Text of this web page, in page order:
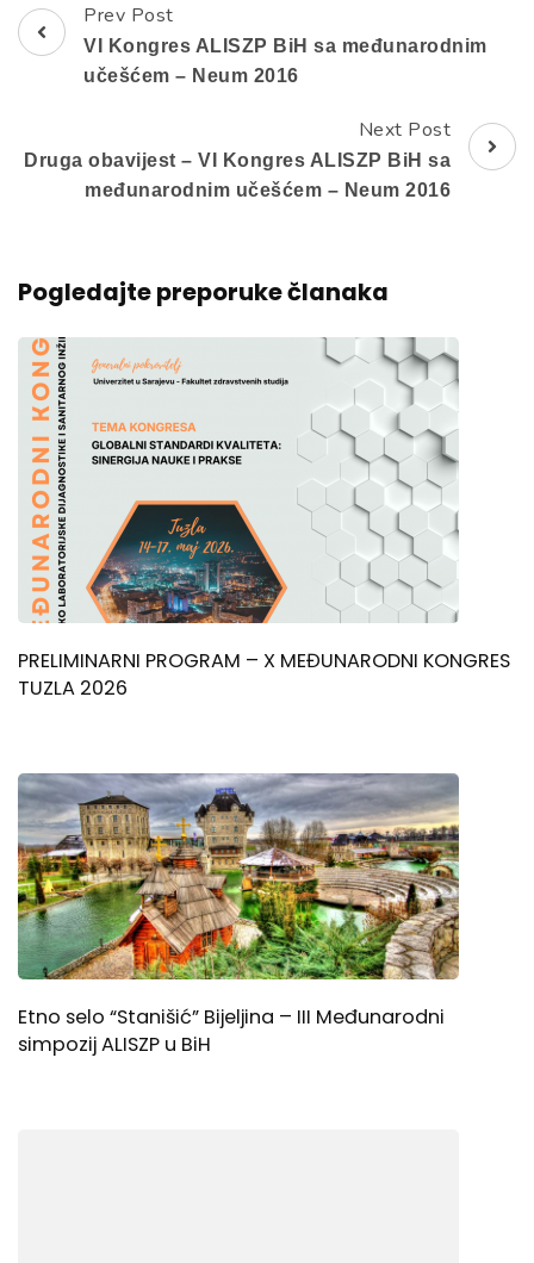
Post
Navigation
Prev Post
VI Kongres ALISZP BiH sa međunarodnim
učešćem – Neum 2016
Next Post
Druga obavijest – VI Kongres ALISZP BiH sa
međunarodnim učešćem – Neum 2016
Pogledajte preporuke članaka
PRELIMINARNI PROGRAM – X MEĐUNARODNI KONGRES
TUZLA 2026
Etno selo “Stanišić” Bijeljina – III Međunarodni
simpozij ALISZP u BiH